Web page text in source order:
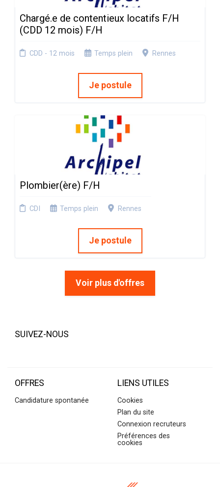
Chargé.e de contentieux locatifs F/H
(CDD 12 mois) F/H
CDD - 12 mois Temps plein Rennes
Je postule
Plombier(ère) F/H
CDI Temps plein Rennes
Je postule
Voir plus d'offres
SUIVEZ-NOUS
OFFRES
Candidature spontanée
LIENS UTILES
Cookies
Plan du site
Connexion recruteurs
Préférences des
cookies